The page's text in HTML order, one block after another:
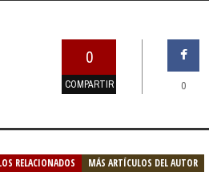
0
COMPARTIR 0
RELACIONADOS MÁS ARTÍCULOS DEL AUTOR